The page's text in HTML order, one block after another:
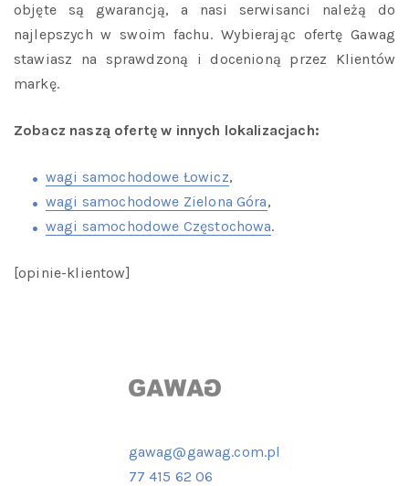
objęte są gwarancją, a nasi serwisanci należą do
najlepszych w swoim fachu. Wybierając ofertę Gawag
stawiasz na sprawdzoną i docenioną przez Klientów
markę.
Zobacz naszą ofertę w innych lokalizacjach:
wagi samochodowe Łowicz,
wagi samochodowe Zielona Góra,
wagi samochodowe Częstochowa.
[opinie-klientow]
gawag@gawag.com.pl
77 415 62 06